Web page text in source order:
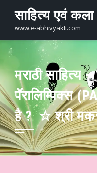
content
साहित्य एवं कला
www.e-abhivyakti.com
मराठी साहित्य
पॅरालिम्पिक्स
है ? ☆ श्री